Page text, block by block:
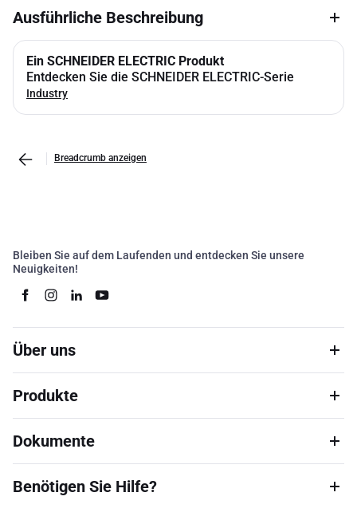
Ausführliche Beschreibung
Ein SCHNEIDER ELECTRIC Produkt
Entdecken Sie die SCHNEIDER ELECTRIC-Serie
Industry
Breadcrumb anzeigen
Bleiben Sie auf dem Laufenden und entdecken Sie unsere
Neuigkeiten!
Über uns
Produkte
Dokumente
Benötigen Sie Hilfe?